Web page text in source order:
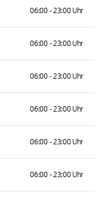
06:00 - 23:00 Uhr
06:00 - 23:00 Uhr
06:00 - 23:00 Uhr
06:00 - 23:00 Uhr
06:00 - 23:00 Uhr
06:00 - 23:00 Uhr